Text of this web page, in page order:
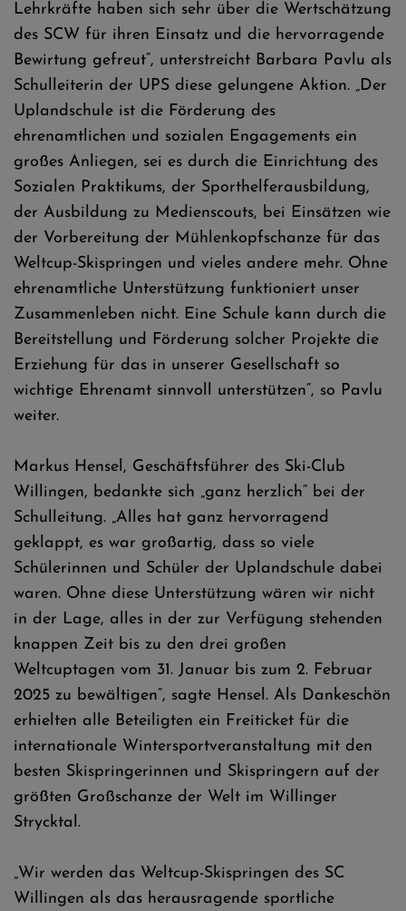
Lehrkräfte haben sich sehr über die Wertschätzung
des SCW für ihren Einsatz und die hervorragende
Bewirtung gefreut“, unterstreicht Barbara Pavlu als
Schulleiterin der UPS diese gelungene Aktion. „Der
Uplandschule ist die Förderung des
ehrenamtlichen und sozialen Engagements ein
großes Anliegen, sei es durch die Einrichtung des
Sozialen Praktikums, der Sporthelferausbildung,
der Ausbildung zu Medienscouts, bei Einsätzen wie
der Vorbereitung der Mühlenkopfschanze für das
Weltcup-Skispringen und vieles andere mehr. Ohne
ehrenamtliche Unterstützung funktioniert unser
Zusammenleben nicht. Eine Schule kann durch die
Bereitstellung und Förderung solcher Projekte die
Erziehung für das in unserer Gesellschaft so
wichtige Ehrenamt sinnvoll unterstützen“, so Pavlu
weiter.
Markus Hensel, Geschäftsführer des Ski-Club
Willingen, bedankte sich „ganz herzlich“ bei der
Schulleitung. „Alles hat ganz hervorragend
geklappt, es war großartig, dass so viele
Schülerinnen und Schüler der Uplandschule dabei
waren. Ohne diese Unterstützung wären wir nicht
in der Lage, alles in der zur Verfügung stehenden
knappen Zeit bis zu den drei großen
Weltcuptagen vom 31. Januar bis zum 2. Februar
2025 zu bewältigen“, sagte Hensel. Als Dankeschön
erhielten alle Beteiligten ein Freiticket für die
internationale Wintersportveranstaltung mit den
besten Skispringerinnen und Skispringern auf der
größten Großschanze der Welt im Willinger
Strycktal.
„Wir werden das Weltcup-Skispringen des SC
Willingen als das herausragende sportliche